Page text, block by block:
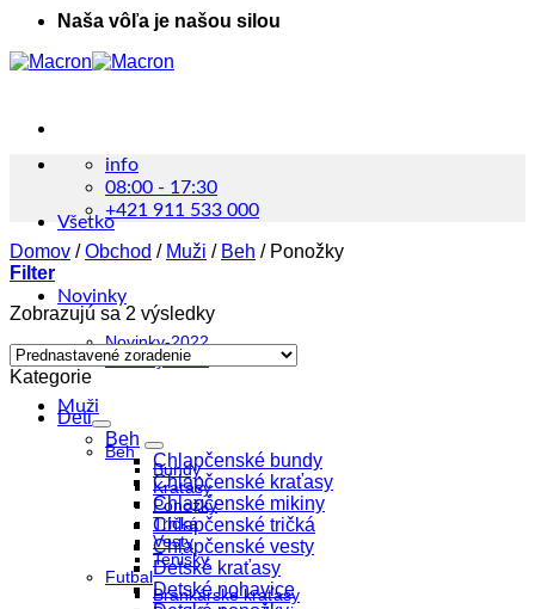
Naša vôľa je našou silou
Všetko
Novinky
Novinky-2022
Novinky-2023
Muži
Beh
Bundy
Kraťasy
Ponožky
Tričká
Vesty
Tenisky
Futbal
Brankárske kraťasy
info
08:00 - 17:30
+421 911 533 000
Domov / Obchod / Muži / Beh /Ponožky
Filter
Zobrazujú sa 2 výsledky
Kategorie
Deti
Beh
Chlapčenské bundy
Chlapčenské kraťasy
Chlapčenské mikiny
Chlapčenské tričká
Chlapčenské vesty
Detské kraťasy
Detské nohavice